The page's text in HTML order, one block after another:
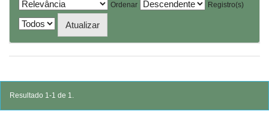
Ordenar
Registro(s)
Resultado 1-1 de 1.